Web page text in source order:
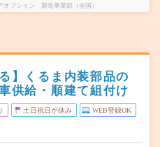
オプション 製造事業部（全国）
】くるま内装部品の
供給・順建て組付け
土日祝日が休み WEB登録OK